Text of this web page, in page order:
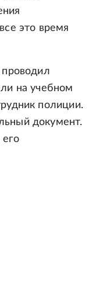
это время
на учебном
полиции.
документ.